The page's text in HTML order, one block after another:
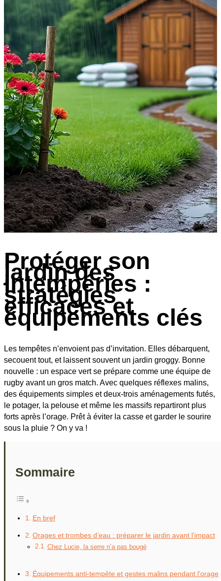
Protéger son
jardin des
intempéries :
stratégies
efficaces et
équipements clés
Les tempêtes n’envoient pas d’invitation. Elles débarquent,
secouent tout, et laissent souvent un jardin groggy. Bonne
nouvelle : un espace vert se prépare comme une équipe de
rugby avant un gros match. Avec quelques réflexes malins,
des équipements simples et deux-trois aménagements futés,
le potager, la pelouse et même les massifs repartiront plus
forts après l’orage. Prêt à éviter la casse et garder le sourire
sous la pluie ? On y va !
Sommaire
En bref
Orages et trombes d’eau : préparer le jardin avant l’impact
Chez Lucie, la serre n’a pas bougé
Équipements anti-tempête et gestes malins pendant l’orage